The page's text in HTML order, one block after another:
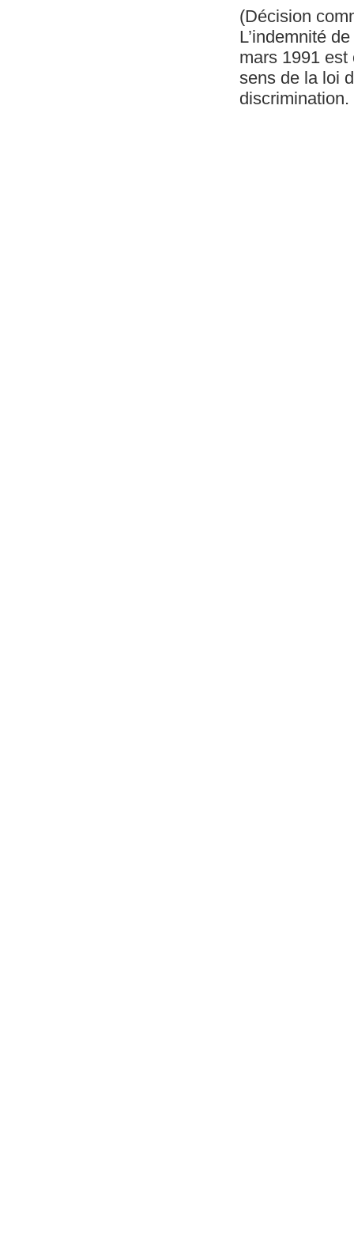
(Décision
L’indemnité
mars 1991
sens de la loi
discrimination.